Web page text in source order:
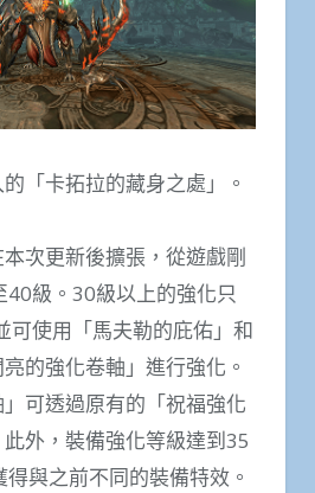
「卡拓拉的藏身之處」。
次更新後擴張，從遊戲剛
級。30級以上的強化只
可使用「馬夫勒的庇佑」和
的強化卷軸」進行強化。
」可透過原有的「祝福強化
外，裝備強化等級達到35
與之前不同的裝備特效。